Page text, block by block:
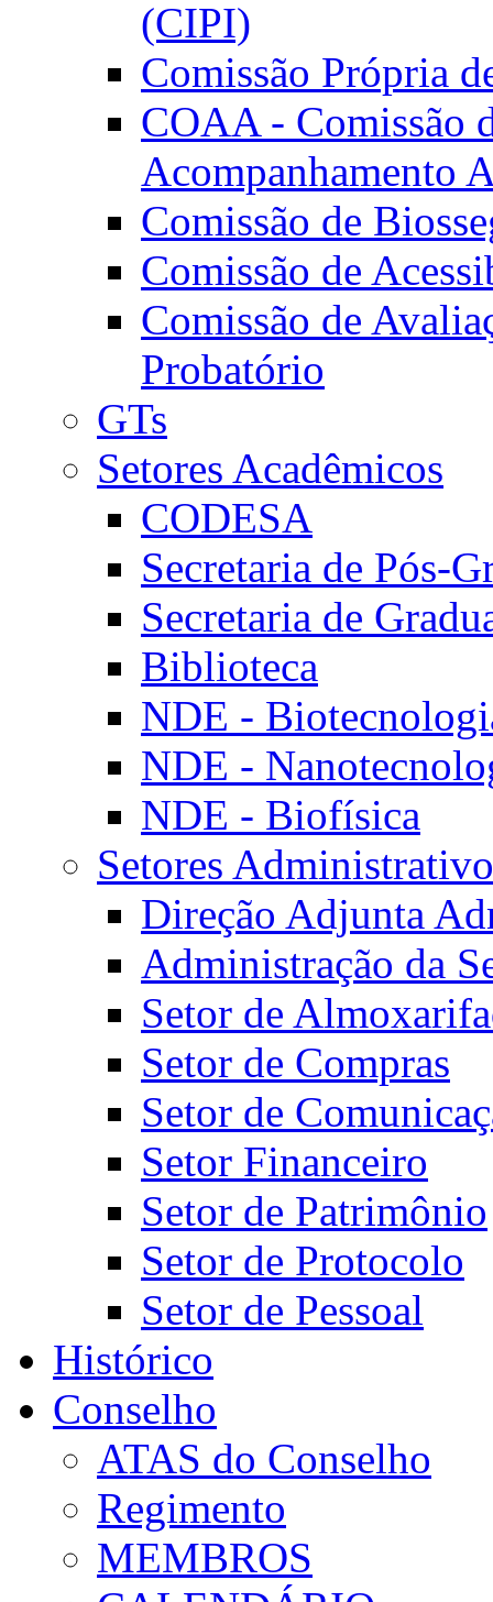
(CIPI)
Comissão Própria
COAA - Comissão
Acompanhamento
Comissão de
Comissão de
Comissão de
Probatório
GTs
Setores Acadêmicos
CODESA
Secretaria de Pós-
Secretaria de
Biblioteca
NDE -
NDE -
NDE - Biofísica
Setores
Direção Adjunta
Administração da
Setor de
Setor de Compras
Setor de
Setor Financeiro
Setor de Patrimônio
Setor de Protocolo
Setor de Pessoal
Histórico
Conselho
ATAS do Conselho
Regimento
MEMBROS